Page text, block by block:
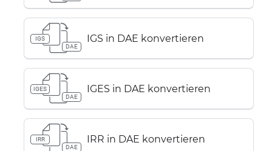
IGS
DAE
IGS in DAE konvertieren
IGES
DAE
IGES in DAE konvertieren
IRR
DAE
IRR in DAE konvertieren